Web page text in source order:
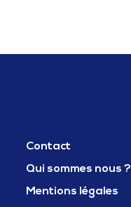
oref occitanie
Contact
Qui sommes nous ?
Mentions légales